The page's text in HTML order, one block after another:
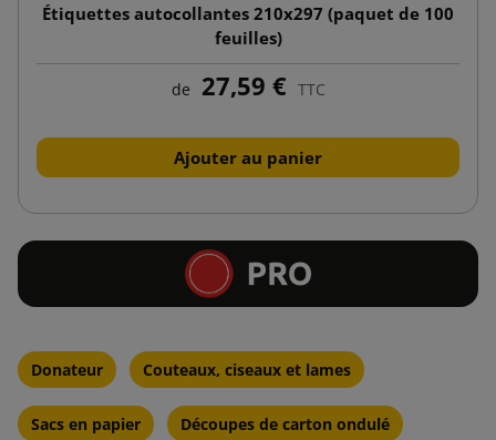
Étiquettes autocollantes 210x297 (paquet de 100
feuilles)
de 27,59 € TTC
Ajouter au panier
Donateur Couteaux, ciseaux et lames
Sacs en papier Découpes de carton ondulé